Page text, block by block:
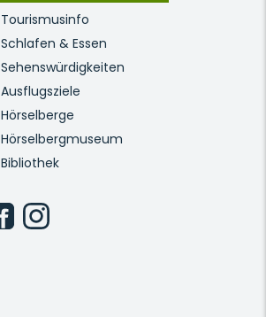
Tourismusinfo
Schlafen & Essen
Sehenswürdigkeiten
Ausflugsziele
Hörselberge
Hörselbergmuseum
Bibliothek